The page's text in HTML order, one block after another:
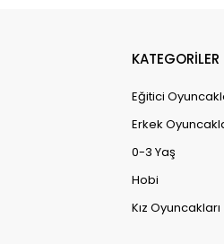
KATEGORİLER
Eğitici
Erkek
0-3 Yaş
Hobi
Kız Oyuncakları